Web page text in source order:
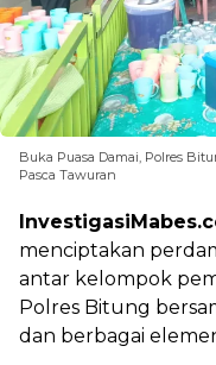
Buka Puasa Damai, Polres
Pasca Tawuran
menciptakan
antar kelompok
Polres Bitung
dan berbagai